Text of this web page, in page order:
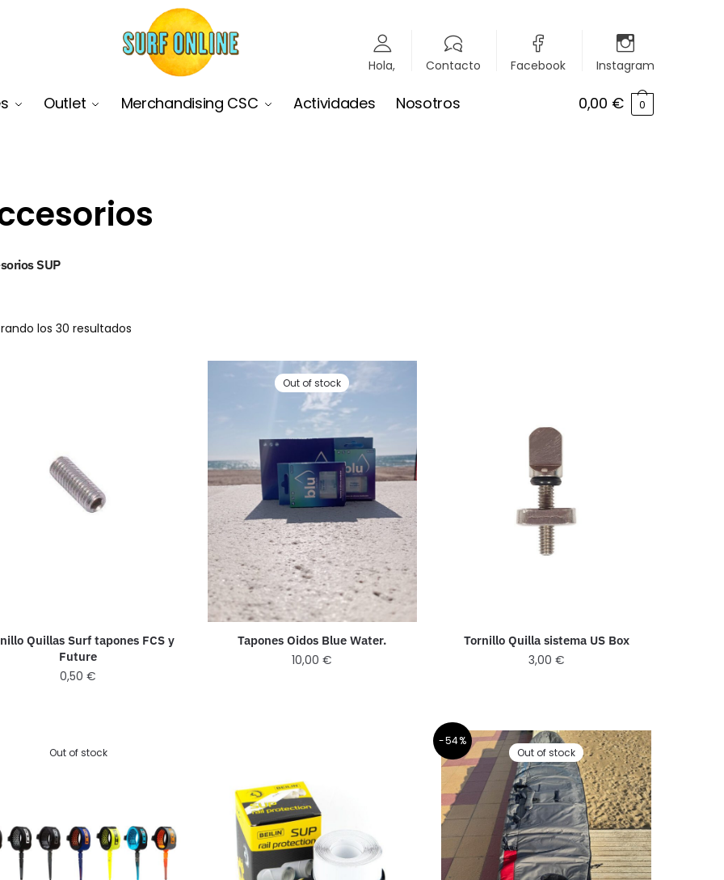
Hola, Contacto Facebook Instagram
Outlet Merchandising CSC Actividades Nosotros 0,00 € 0
SUP
los 30 resultados
Quillas Surf tapones FCS y
Future
0,50€
Out of stock
Tapones Oidos Blue Water.
10,00€
Tornillo Quilla sistema US Box
3,00 €
Out of stock
-54%
Out of stock